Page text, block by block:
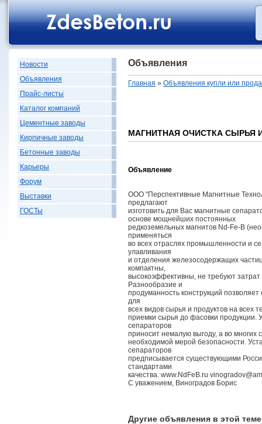
Новости
Объявления
Прайс-листы
Каталог компаний
Цементные заводы
Кирпичные заводы
Бетонные заводы
Карьеры
Форум
Выставки
ГОСТы
Объявления
Главная » Объявления купли или
МАГНИТНАЯ ОЧИСТКА СЫРЬЯ
Объявление
ООО "Перспективные Магнитные
предлагают
изготовить для Вас магнитные
основе мощнейших постоянных
редкоземельных магнитов Nd-Fe-B
применяться
во всех отраслях промышленности и
улавливания
и отделения железосодержащих
компактны,
высокоэффективны, не требуют затрат
Разнообразие и
продуманность конструкций
для
всех видов сырья и продуктов на всех
приемки сырья до фасовки продукции.
сепараторов
приносит немалую выгоду, а во многих
необходимой мерой безопасности.
сепараторов
предписывается существующими
стандартами
качества. www.NdFeB.ru
С уважением, Виноградов Борис
Другие объявления в этой теме